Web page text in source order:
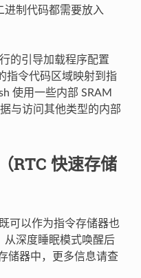
进制代码都需要放入
的引导加载程序配置
指令代码区域映射到指
使用一些内部 SRAM
与访问其他类型的内部
RTC 快速存储
可以作为指令存储器也
从深度睡眠模式唤醒后
储器中，更多信息请查